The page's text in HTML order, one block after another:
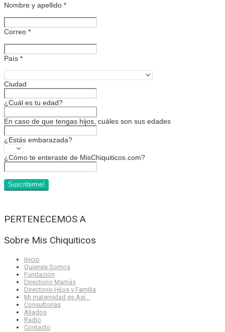
Nombre y apellido *
Correo *
País *
Ciudad
¿Cuál es tu edad?
En caso de que tengas hijos, cuáles son sus edades
¿Estás embarazada?
¿Cómo te enteraste de MisChiquiticos.com?
PERTENECEMOS A
Sobre Mis Chiquiticos
Inicio
Quienes Somos
Fundación
Directorio Mamás
Directorio Hijos y Familia
Mi maternidad es Así…
Consultorías
Aliados
Radio
Contacto